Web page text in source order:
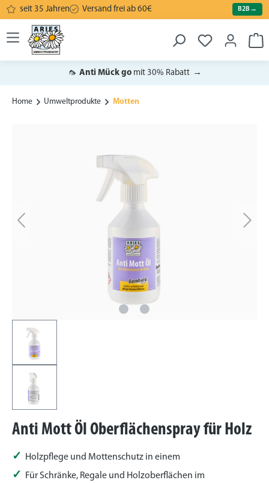
springen
seit 35 Jahren Versand frei ab 60€ B2B→
🦟 Anti Mück go mit 30% Rabatt →
Home Umweltprodukte Motten
Anti Mott Öl Oberflächenspray für Holz
Holzpflege und Mottenschutz in einem
Für Schränke, Regale und Holzoberflächen im